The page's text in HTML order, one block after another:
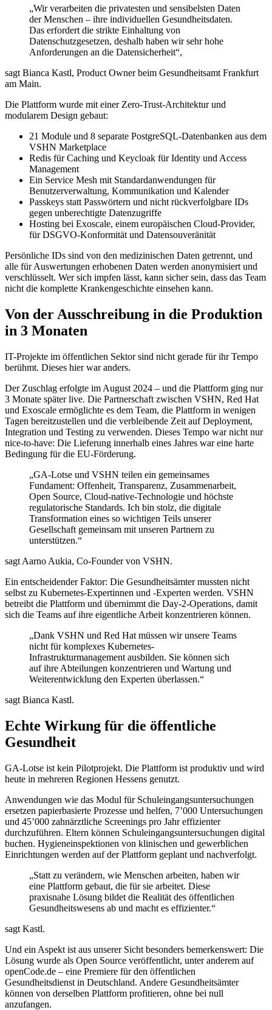
„Wir verarbeiten die privatesten und sensibelsten Daten
der Menschen – ihre individuellen Gesundheitsdaten.
Das erfordert die strikte Einhaltung von
Datenschutzgesetzen, deshalb haben wir sehr hohe
Anforderungen an die Datensicherheit“,
sagt Bianca Kastl, Product Owner beim Gesundheitsamt Frankfurt
am Main.
Die Plattform wurde mit einer Zero-Trust-Architektur und
modularem Design gebaut:
21 Module und 8 separate PostgreSQL-Datenbanken aus dem
VSHN Marketplace
Redis für Caching und Keycloak für Identity und Access
Management
Ein Service Mesh mit Standardanwendungen für
Benutzerverwaltung, Kommunikation und Kalender
Passkeys statt Passwörtern und nicht rückverfolgbare IDs
gegen unberechtigte Datenzugriffe
Hosting bei Exoscale, einem europäischen Cloud-Provider,
für DSGVO-Konformität und Datensouveränität
Persönliche IDs sind von den medizinischen Daten getrennt, und
alle für Auswertungen erhobenen Daten werden anonymisiert und
verschlüsselt. Wer sich impfen lässt, kann sicher sein, dass das Team
nicht die komplette Krankengeschichte einsehen kann.
Von der Ausschreibung in die Produktion
in 3 Monaten
IT-Projekte im öffentlichen Sektor sind nicht gerade für ihr Tempo
berühmt. Dieses hier war anders.
Der Zuschlag erfolgte im August 2024 – und die Plattform ging nur
3 Monate später live. Die Partnerschaft zwischen VSHN, Red Hat
und Exoscale ermöglichte es dem Team, die Plattform in wenigen
Tagen bereitzustellen und die verbleibende Zeit auf Deployment,
Integration und Testing zu verwenden. Dieses Tempo war nicht nur
nice-to-have: Die Lieferung innerhalb eines Jahres war eine harte
Bedingung für die EU-Förderung.
„GA-Lotse und VSHN teilen ein gemeinsames
Fundament: Offenheit, Transparenz, Zusammenarbeit,
Open Source, Cloud-native-Technologie und höchste
regulatorische Standards. Ich bin stolz, die digitale
Transformation eines so wichtigen Teils unserer
Gesellschaft gemeinsam mit unseren Partnern zu
unterstützen.“
sagt Aarno Aukia, Co-Founder von VSHN.
Ein entscheidender Faktor: Die Gesundheitsämter mussten nicht
selbst zu Kubernetes-Expertinnen und -Experten werden. VSHN
betreibt die Plattform und übernimmt die Day-2-Operations, damit
sich die Teams auf ihre eigentliche Arbeit konzentrieren können.
„Dank VSHN und Red Hat müssen wir unsere Teams
nicht für komplexes Kubernetes-
Infrastrukturmanagement ausbilden. Sie können sich
auf ihre Abteilungen konzentrieren und Wartung und
Weiterentwicklung den Experten überlassen.“
sagt Bianca Kastl.
Echte Wirkung für die öffentliche
Gesundheit
GA-Lotse ist kein Pilotprojekt. Die Plattform ist produktiv und wird
heute in mehreren Regionen Hessens genutzt.
Anwendungen wie das Modul für Schuleingangsuntersuchungen
ersetzen papierbasierte Prozesse und helfen, 7’000 Untersuchungen
und 45’000 zahnärztliche Screenings pro Jahr effizienter
durchzuführen. Eltern können Schuleingangsuntersuchungen digital
buchen. Hygieneinspektionen von klinischen und gewerblichen
Einrichtungen werden auf der Plattform geplant und nachverfolgt.
„Statt zu verändern, wie Menschen arbeiten, haben wir
eine Plattform gebaut, die für sie arbeitet. Diese
praxisnahe Lösung bildet die Realität des öffentlichen
Gesundheitswesens ab und macht es effizienter.“
sagt Kastl.
Und ein Aspekt ist aus unserer Sicht besonders bemerkenswert: Die
Lösung wurde als Open Source veröffentlicht, unter anderem auf
openCode.de – eine Premiere für den öffentlichen
Gesundheitsdienst in Deutschland. Andere Gesundheitsämter
können von derselben Plattform profitieren, ohne bei null
anzufangen.